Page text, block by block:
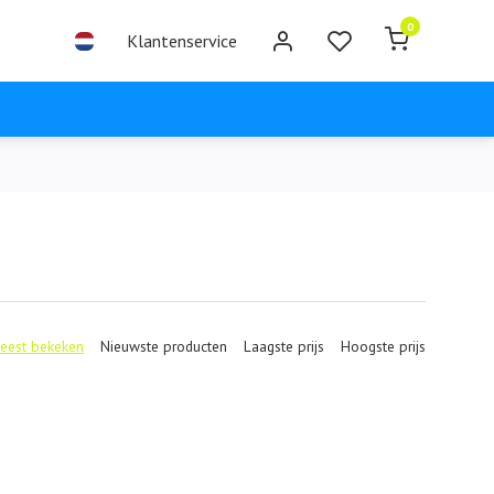
Klantenservice
0
bekeken Nieuwste producten Laagste prijs Hoogste prijs